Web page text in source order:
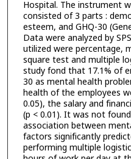
Hospital. The instrument
consisted of 3 parts :
esteem, and GHQ-30
Data were analyzed by
utilized were percentage,
square test and multiple
study fond that 17.1% of
30 as mental health
health of the employees
0.05), the salary and
(p < 0.01). It was not
association between
factors significantly
performing multiple